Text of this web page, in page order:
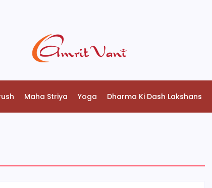
Maha Striya Yoga Dharma Ki Dash Lakshans